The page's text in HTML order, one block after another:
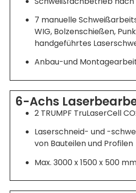
7 manuelle
WIG, Bolzenschießen,
handgeführtes
Anbau-und
6-Achs
2 TRUMPF TruLaserCell
Laserschneid- und -
von Bauteilen und Profilen
Max. 3000 x 1500 x 500